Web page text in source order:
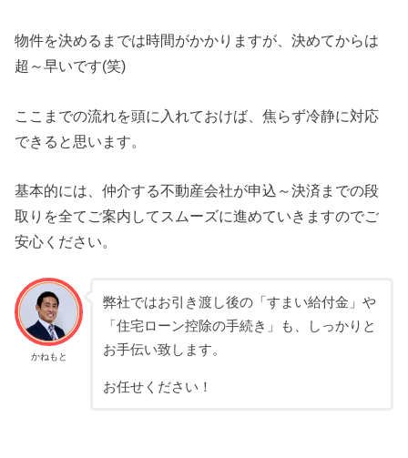
物件を決めるまでは時間がかかりますが、決めてからは
超～早いです(笑)
ここまでの流れを頭に入れておけば、焦らず冷静に対応
できると思います。
基本的には、仲介する不動産会社が申込～決済までの段
取りを全てご案内してスムーズに進めていきますのでご
安心ください。
かねもと
弊社ではお引き渡し後の「すまい給付金」や
「住宅ローン控除の手続き」も、しっかりと
お手伝い致します。
お任せください！